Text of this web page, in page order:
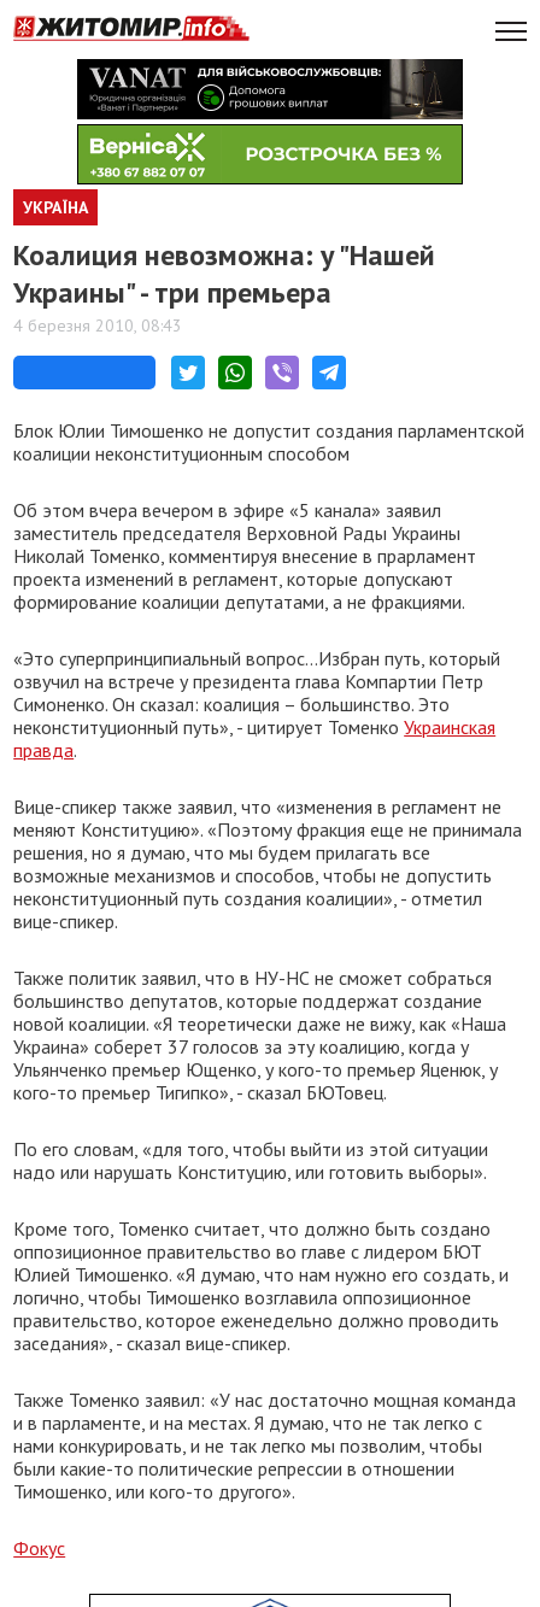
УКРАЇНА
Коалиция невозможна: у "Нашей
Украины" - три премьера
4 березня 2010, 08:43
Блок Юлии Тимошенко не допустит создания парламентской
коалиции неконституционным способом
Об этом вчера вечером в эфире «5 канала» заявил
заместитель председателя Верховной Рады Украины
Николай Томенко, комментируя внесение в прарламент
проекта изменений в регламент, которые допускают
формирование коалиции депутатами, а не фракциями.
«Это суперпринципиальный вопрос...Избран путь, который
озвучил на встрече у президента глава Компартии Петр
Симоненко. Он сказал: коалиция – большинство. Это
неконституционный путь», - цитирует ТоменкоУкраинская
правда.
Вице-спикер также заявил, что «изменения в регламент не
меняют Конституцию». «Поэтому фракция еще не принимала
решения, но я думаю, что мы будем прилагать все
возможные механизмов и способов, чтобы не допустить
неконституционный путь создания коалиции», - отметил
вице-спикер.
Также политик заявил, что в НУ-НС не сможет собраться
большинство депутатов, которые поддержат создание
новой коалиции. «Я теоретически даже не вижу, как «Наша
Украина» соберет 37 голосов за эту коалицию, когда у
Ульянченко премьер Ющенко, у кого-то премьер Яценюк, у
кого-то премьер Тигипко», - сказал БЮТовец.
По его словам, «для того, чтобы выйти из этой ситуации
надо или нарушать Конституцию, или готовить выборы».
Кроме того, Томенко считает, что должно быть создано
оппозиционное правительство во главе с лидером БЮТ
Юлией Тимошенко. «Я думаю, что нам нужно его создать, и
логично, чтобы Тимошенко возглавила оппозиционное
правительство, которое еженедельно должно проводить
заседания», - сказал вице-спикер.
Также Томенко заявил: «У нас достаточно мощная команда
и в парламенте, и на местах. Я думаю, что не так легко с
нами конкурировать, и не так легко мы позволим, чтобы
были какие-то политические репрессии в отношении
Тимошенко, или кого-то другого».
Фокус